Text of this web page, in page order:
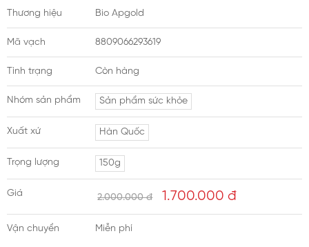
Thương hiệu Bio Apgold
Mã vạch 8809066293619
Tình trạng Còn hàng
Nhóm sản phẩm Sản phẩm sức khỏe
Xuất xứ Hàn Quốc
Trọng lượng 150g
Giá 2.000.000 đ 1.700.000 đ
Vận chuyển Miễn phí